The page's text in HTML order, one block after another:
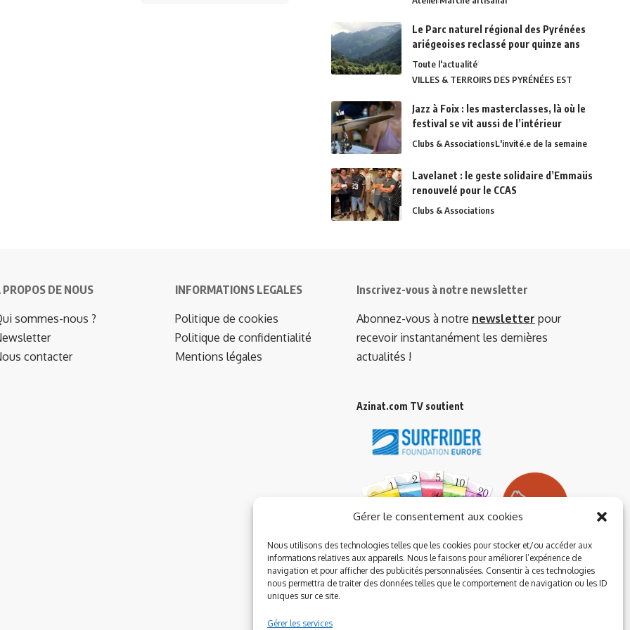
Gérer le consentement aux cookies
Nous utilisons des technologies telles que les cookies pour stocker et/ou accéder aux
informations relatives aux appareils. Nous le faisons pour améliorer l’expérience de
navigation et pour afficher des publicités personnalisées. Consentir à ces technologies
nous permettra de traiter des données telles que le comportement de navigation ou les ID
uniques sur ce site.
Gérer les services
Le Parc naturel régional des Pyrénées
ariégeoises reclassé pour quinze ans
Toute l'actualité
VILLES & TERROIRS DES PYRÉNÉES EST
Jazz à Foix : les masterclasses, là où le
festival se vit aussi de l’intérieur
Clubs & AssociationsL'invité.e de la semaine
Lavelanet : le geste solidaire d’Emmaüs
renouvelé pour le CCAS
Clubs & Associations
PROPOS DE NOUS
sommes-nous ?
contacter
INFORMATIONS LEGALES
Politique de cookies
Politique de confidentialité
Mentions légales
Inscrivez-vous à notre newsletter
Abonnez-vous à notre newsletter pour
recevoir instantanément les dernières
actualités !
Azinat.com TV soutient